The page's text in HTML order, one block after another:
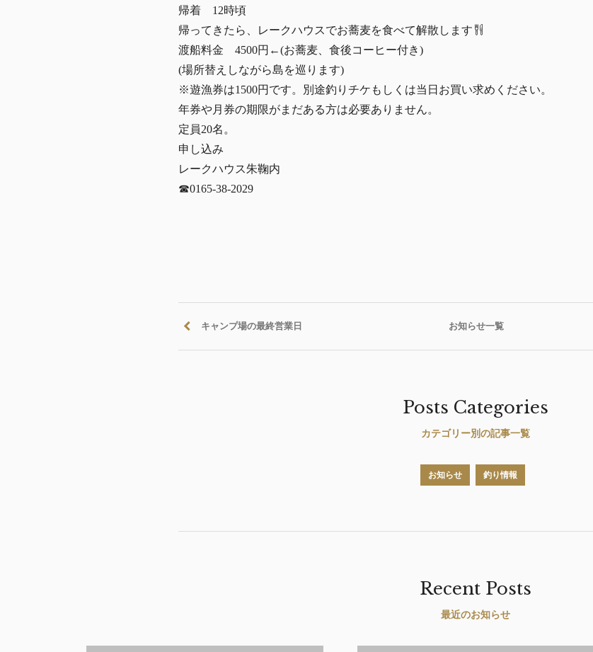
帰着 12時頃
帰ってきたら、レークハウスでお蕎麦を食べて解散します
渡船料金 4500円←(お蕎麦、食後コーヒー付き)
(場所替えしながら島を巡ります)
※遊漁券は1500円です。別途釣りチケもしくは当日お買い求めください。
年券や月券の期限がまだある方は必要ありません。
定員20名。
申し込み
レークハウス朱鞠内
☎︎0165-38-2029
キャンプ場の最終営業日 お知らせ一覧
Posts Categories
カテゴリー別の記事一覧
お知らせ 釣り情報
Recent Posts
最近のお知らせ